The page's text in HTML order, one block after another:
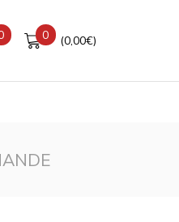
0 (0,00€)